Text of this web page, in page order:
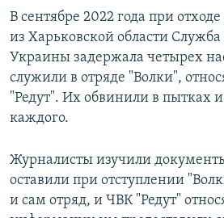
В сентябре 2022 года при
из Харьковской области Служба
Украины задержала четырех
служили в отряде "Волки",
"Редут". Их обвинили в пытках и
каждого.
Журналисты изучили
оставили при отступлении
и сам отряд, и ЧВК "Редут"